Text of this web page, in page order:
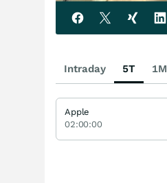
Intraday 5T 1M
Apple
02:00:00